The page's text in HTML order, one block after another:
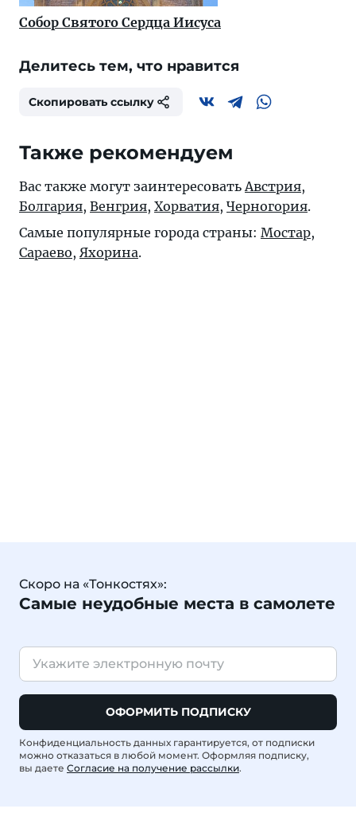
Собор Святого Сердца Иисуса
Делитесь тем, что нравится
Скопировать ссылку
Также рекомендуем
Вас также могут заинтересовать Австрия,
Болгария, Венгрия, Хорватия, Черногория.
Самые популярные города страны: Мостар,
Сараево, Яхорина.
Скоро на «Тонкостях»:
Самые неудобные места в самолете
ОФОРМИТЬ ПОДПИСКУ
Конфиденциальность данных гарантируется, от подписки
можно отказаться в любой момент. Оформляя подписку,
вы даете Согласие на получение рассылки.